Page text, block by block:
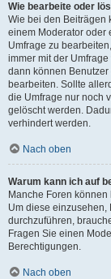
Wie bearbeite oder
Wie bei den Beiträgen
einem Moderator oder
Umfrage zu
immer mit der
dann können
bearbeiten. Sollte
die Umfrage nur noch
gelöscht werden.
verhindert werden.
Nach oben
Warum kann ich auf
Manche Foren
Um diese einzusehen,
durchzuführen,
Fragen Sie einen
Berechtigungen.
Nach oben